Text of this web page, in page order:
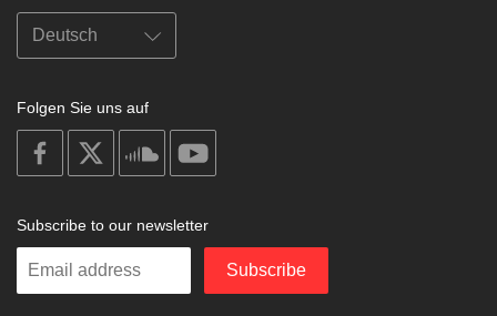
Folgen Sie uns auf
on
facebook
soundcloud
Subscribe to our newsletter
Enter
Subscribe